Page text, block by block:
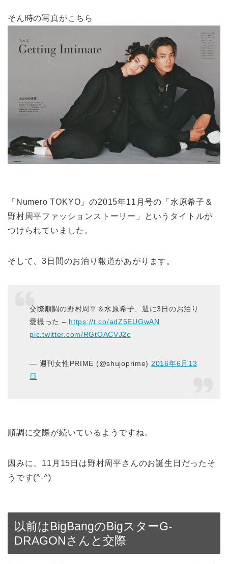
そん時の写真がこちら
「Numero TOKYO」の2015年11月号の「水原希子＆
野村周平ファッションストーリー」というタイトルが
つけられていました。
そして、3日間のお泊り報道があがります。
交際順調の野村周平＆水原希子、週に3日のお泊り
愛撮った – https://t.co/adZ5EUGwAN
pic.twitter.com/RGtOACVJ2c
— 週刊女性PRIME (@shujoprime) 2016年6月13
日
順調に交際が続いているようですね。
因みに、11月15日は野村周平さんのお誕生日だったそ
うです(^-^)
以前はBigBangのBigスターG-
DRAGONさんと交際